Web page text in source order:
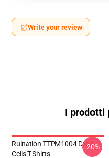
Write your review
I prodotti
Ruination TTPM1004 Dead
Cells T-Shirts
-20%